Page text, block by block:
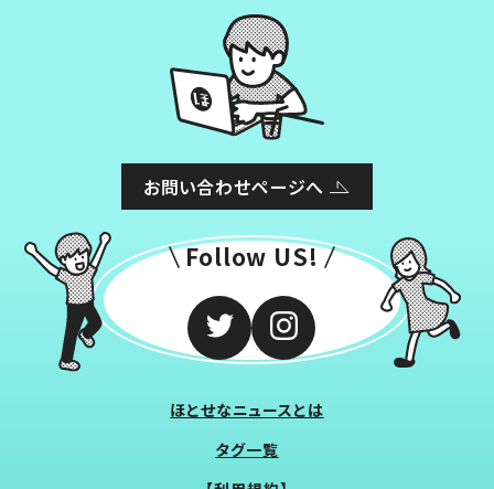
お問い合わせページへ
Follow US!
ほとせなニュースとは
タグ一覧